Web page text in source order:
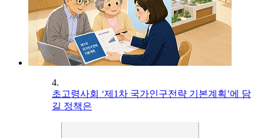
4.
초고령사회 ‘제1차 국가인구전략 기본계획’에 담
길 정책은